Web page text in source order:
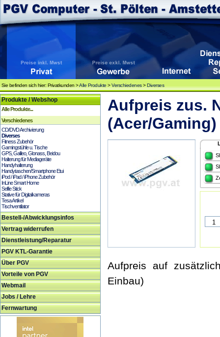
Sie befinden sich hier: Privatkunden >Alle Produkte >Verschiedenes>Diverses
Produkte / Webshop
Alle Produkte...
Verschiedenes
CD/DVD Archivierung
Diverses
Fitness Zubehör
Gamingstühle u. Tische
GPS, Galileo, Glonass, Beidou
Halterung für Mediageräte
Handyhalterung
Handytaschen/Smartphone Etui
iPod / iPad / iPhone Zubehör
InLine Smart Home
Selfie Stick
Stative für Digitalkameras
Tesa Artikel
Tischventilator
Bestell-/Abwicklungsinfos
Vertrag widerrufen
Dienstleistung/Reparatur
PGV KTL-Garantie
Über PGV
Vorteile von PGV
Webmail
Jobs / Lehre
Fernwartung
Aufpreis zus.
(Acer/Gaming)
Aufpreis auf
Einbau)